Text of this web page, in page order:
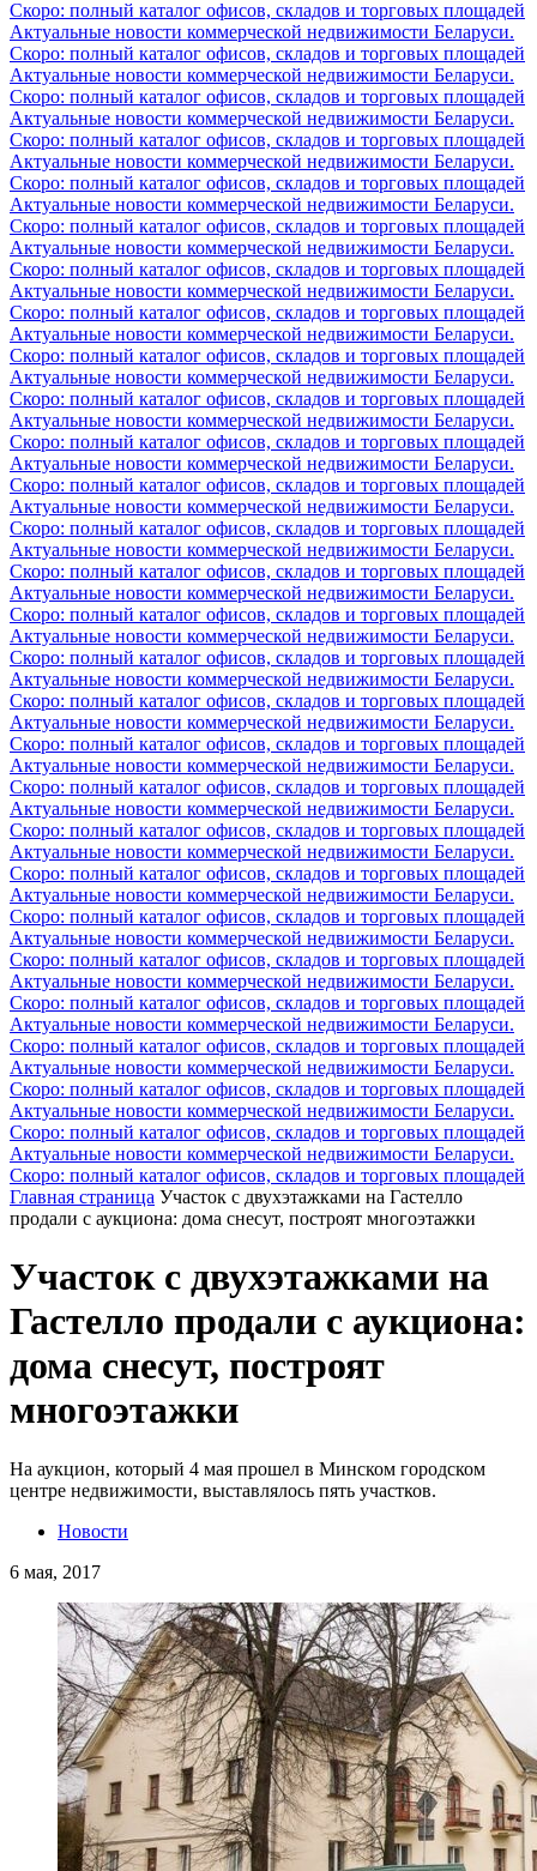
Скоро: полный каталог офисов, складов и торговых площадей
Актуальные новости коммерческой недвижимости Беларуси.
Скоро: полный каталог офисов, складов и торговых площадей
Актуальные новости коммерческой недвижимости Беларуси.
Скоро: полный каталог офисов, складов и торговых площадей
Актуальные новости коммерческой недвижимости Беларуси.
Скоро: полный каталог офисов, складов и торговых площадей
Актуальные новости коммерческой недвижимости Беларуси.
Скоро: полный каталог офисов, складов и торговых площадей
Актуальные новости коммерческой недвижимости Беларуси.
Скоро: полный каталог офисов, складов и торговых площадей
Актуальные новости коммерческой недвижимости Беларуси.
Скоро: полный каталог офисов, складов и торговых площадей
Актуальные новости коммерческой недвижимости Беларуси.
Скоро: полный каталог офисов, складов и торговых площадей
Актуальные новости коммерческой недвижимости Беларуси.
Скоро: полный каталог офисов, складов и торговых площадей
Актуальные новости коммерческой недвижимости Беларуси.
Скоро: полный каталог офисов, складов и торговых площадей
Актуальные новости коммерческой недвижимости Беларуси.
Скоро: полный каталог офисов, складов и торговых площадей
Актуальные новости коммерческой недвижимости Беларуси.
Скоро: полный каталог офисов, складов и торговых площадей
Актуальные новости коммерческой недвижимости Беларуси.
Скоро: полный каталог офисов, складов и торговых площадей
Актуальные новости коммерческой недвижимости Беларуси.
Скоро: полный каталог офисов, складов и торговых площадей
Актуальные новости коммерческой недвижимости Беларуси.
Скоро: полный каталог офисов, складов и торговых площадей
Актуальные новости коммерческой недвижимости Беларуси.
Скоро: полный каталог офисов, складов и торговых площадей
Актуальные новости коммерческой недвижимости Беларуси.
Скоро: полный каталог офисов, складов и торговых площадей
Актуальные новости коммерческой недвижимости Беларуси.
Скоро: полный каталог офисов, складов и торговых площадей
Актуальные новости коммерческой недвижимости Беларуси.
Скоро: полный каталог офисов, складов и торговых площадей
Актуальные новости коммерческой недвижимости Беларуси.
Скоро: полный каталог офисов, складов и торговых площадей
Актуальные новости коммерческой недвижимости Беларуси.
Скоро: полный каталог офисов, складов и торговых площадей
Актуальные новости коммерческой недвижимости Беларуси.
Скоро: полный каталог офисов, складов и торговых площадей
Актуальные новости коммерческой недвижимости Беларуси.
Скоро: полный каталог офисов, складов и торговых площадей
Актуальные новости коммерческой недвижимости Беларуси.
Скоро: полный каталог офисов, складов и торговых площадей
Актуальные новости коммерческой недвижимости Беларуси.
Скоро: полный каталог офисов, складов и торговых площадей
Актуальные новости коммерческой недвижимости Беларуси.
Скоро: полный каталог офисов, складов и торговых площадей
Актуальные новости коммерческой недвижимости Беларуси.
Скоро: полный каталог офисов, складов и торговых площадей
Актуальные новости коммерческой недвижимости Беларуси.
Скоро: полный каталог офисов, складов и торговых площадей
Главная страница Участок с двухэтажками на Гастелло
продали с аукциона: дома снесут, построят многоэтажки
Участок с двухэтажками на
Гастелло продали с аукциона:
дома снесут, построят
многоэтажки
На аукцион, который 4 мая прошел в Минском городском
центре недвижимости, выставлялось пять участков.
Новости
6 мая, 2017